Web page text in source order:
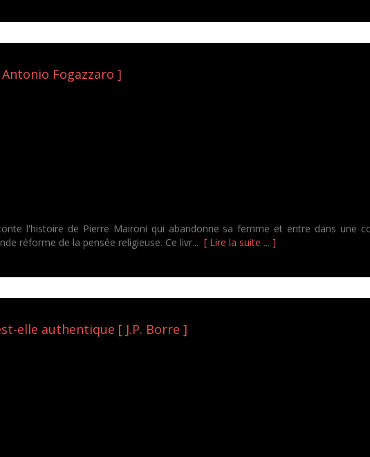
Fogazzaro ]
l'histoire de Pierre Maironi qui abandonne sa femme et entre dans une
réforme de la pensée religieuse. Ce livr... [ Lire la suite ... ]
elle authentique [ J.P. Borre ]